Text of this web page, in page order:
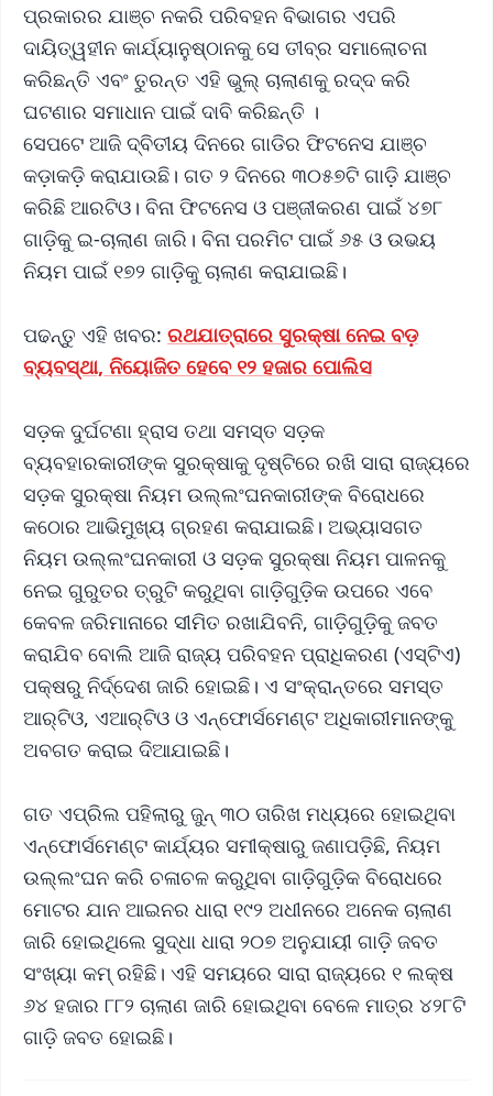
ପ୍ରକାରର ଯାଞ୍ଚ ନକରି ପରିବହନ ବିଭାଗର ଏପରି
ଦାୟିତ୍ୱହୀନ କାର୍ଯ୍ୟାନୁଷ୍ଠାନକୁ ସେ ତୀବ୍ର ସମାଲୋଚନା
କରିଛନ୍ତି ଏବଂ ତୁରନ୍ତ ଏହି ଭୁଲ୍ ଚାଲାଣକୁ ରଦ୍ଦ କରି
ଘଟଣାର ସମାଧାନ ପାଇଁ ଦାବି କରିଛନ୍ତି ।
ସେପଟେ ଆଜି ଦ୍ବିତୀୟ ଦିନରେ ଗାଡିର ଫିଟନେସ ଯାଞ୍ଚ
କଡ଼ାକଡ଼ି କରାଯାଉଛି। ଗତ ୨ ଦିନରେ ୩୦୫୭ଟି ଗାଡ଼ି ଯାଞ୍ଚ
କରିଛି ଆରଟିଓ। ବିନା ଫିଟନେସ ଓ ପଞ୍ଜୀକରଣ ପାଇଁ ୪୭୮
ଗାଡ଼ିକୁ ଇ-ଚାଲାଣ ଜାରି। ବିନା ପରମିଟ ପାଇଁ ୬୫ ଓ ଉଭୟ
ନିୟମ ପାଇଁ ୧୭୨ ଗାଡ଼ିକୁ ଚାଲାଣ କରାଯାଇଛି।
ପଢନ୍ତୁ ଏହି ଖବର: ରଥଯାତ୍ରାରେ ସୁରକ୍ଷା ନେଇ ବଡ଼
ବ୍ୟବସ୍ଥା, ନିୟୋଜିତ ହେବେ ୧୨ ହଜାର ପୋଲିସ
ସଡ଼କ ଦୁର୍ଘଟଣା ହ୍ରାସ ତଥା ସମସ୍ତ ସଡ଼କ
ବ୍ୟବହାରକାରୀଙ୍କ ସୁରକ୍ଷାକୁ ଦୃଷ୍ଟିରେ ରଖି ସାରା ରାଜ୍ୟରେ
ସଡ଼କ ସୁରକ୍ଷା ନିୟମ ଉଲ୍ଲଂଘନକାରୀଙ୍କ ବିରୋଧରେ
କଠୋର ଆଭିମୁଖ୍ୟ ଗ୍ରହଣ କରାଯାଇଛି। ଅଭ୍ୟାସଗତ
ନିୟମ ଉଲ୍ଲଂଘନକାରୀ ଓ ସଡ଼କ ସୁରକ୍ଷା ନିୟମ ପାଳନକୁ
ନେଇ ଗୁରୁତର ‎ତ୍ରୁଟି କରୁଥିବା ଗାଡ଼ିଗୁଡ଼ିକ ଉପରେ ଏବେ
କେବଳ ଜରିମାନାରେ ସୀମିତ ରଖାଯିବନି, ଗାଡ଼ିଗୁଡ଼ିକୁ ଜବତ
କରାଯିବ ବୋଲି ଆଜି ରାଜ୍ୟ ପରିବହନ ପ୍ରାଧିକରଣ (ଏସ୍‌ଟିଏ)
ପକ୍ଷରୁ ନିର୍ଦ୍ଦେଶ ଜାରି ହୋଇଛି। ଏ ସଂକ୍ରାନ୍ତରେ ସମସ୍ତ
ଆର୍‌ଟିଓ, ଏଆର୍‌ଟିଓ ଓ ଏନ୍‌ଫୋର୍ସମେଣ୍ଟ ଅଧିକାରୀମାନଙ୍କୁ
ଅବଗତ କରାଇ ଦିଆଯାଇଛି।
ଗତ ଏପ୍ରିଲ ପହିଲାରୁ ଜୁନ୍ ୩୦ ତାରିଖ ମଧ୍ୟରେ ହୋଇଥିବା
ଏନ୍‌ଫୋର୍ସମେଣ୍ଟ କାର୍ଯ୍ୟର ସମୀକ୍ଷାରୁ ‎ଜଣାପଡ଼ିଛି, ନିୟମ
ଉଲ୍ଲଂଘନ କରି ଚଳାଚଳ କରୁଥିବା ଗାଡ଼ିଗୁଡ଼ିକ ବିରୋଧରେ
ମୋଟର ଯାନ ଆଇନର ‎ଧାରା ୧୯୨ ଅଧୀନରେ ଅନେକ ଚାଲାଣ
ଜାରି ହୋଇଥିଲେ ସୁଦ୍ଧା ଧାରା ୨୦୭ ଅନୁଯାୟୀ ଗାଡ଼ି ଜବତ
ସଂଖ୍ୟା କମ୍ ‎ରହିଛି। ଏହି ସମୟରେ ସାରା ରାଜ୍ୟରେ ୧ ଲକ୍ଷ
୬୪ ହଜାର ୮୮୨ ଚାଲାଣ ଜାରି ହୋଇଥିବା ବେଳେ ମାତ୍ର ୪୨୮ଟି
ଗାଡ଼ି ଜବତ ‎ହୋଇଛି।